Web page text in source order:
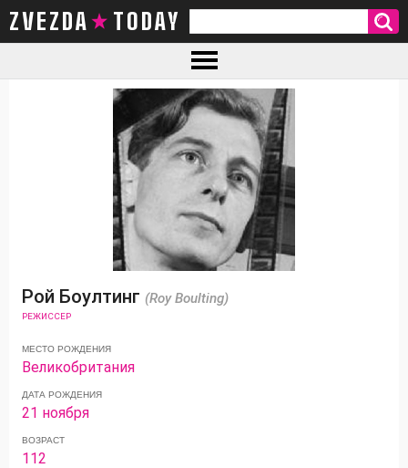
ZVEZDA TODAY
Рой Боултинг (Roy Boulting)
РЕЖИССЕР
МЕСТО РОЖДЕНИЯ
Великобритания
ДАТА РОЖДЕНИЯ
21 ноября
ВОЗРАСТ
112